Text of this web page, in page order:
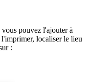
pouvez l'ajouter à
localiser le lieu
: